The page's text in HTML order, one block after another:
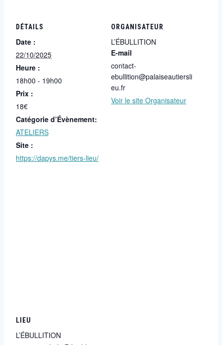
DÉTAILS
Date :
22/10/2025
Heure :
18h00 - 19h00
Prix :
18€
Catégorie d’Évènement:
ATELIERS
Site :
https://dapys.me/tiers-lieu/
ORGANISATEUR
L’ÉBULLITION
E-mail
contact-
ebullition@palaiseautiersli
eu.fr
Voir le site Organisateur
LIEU
L’ÉBULLITION